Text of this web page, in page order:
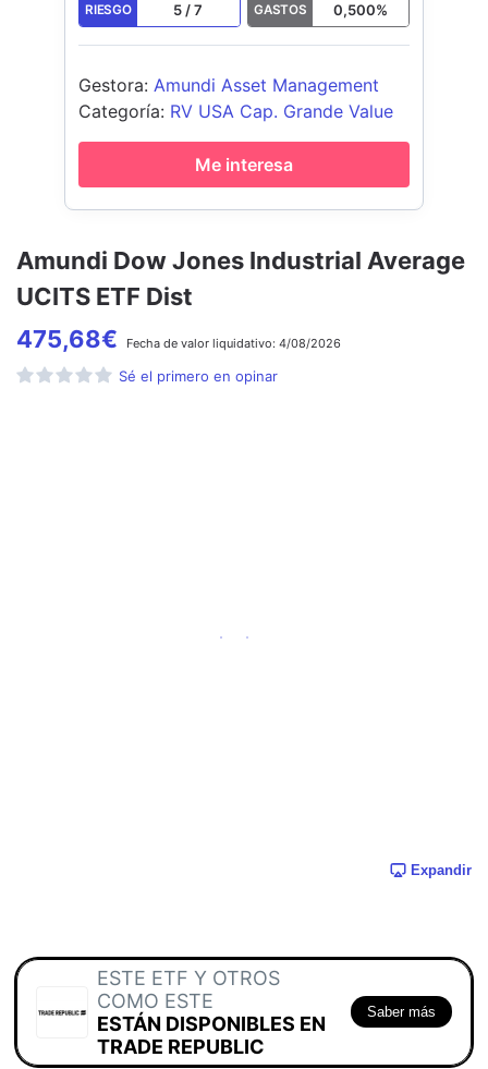
Amundi Dow Jones Industrial Average
UCITS ETF Dist
475,68€ Fecha de valor liquidativo: 4/08/2026
Sé el primero en opinar
Expandir
ESTE ETF Y OTROS
COMO ESTE
ESTÁN DISPONIBLES EN
TRADE REPUBLIC
Saber más
RIESGO 5 /7 GASTOS 0,500%
Gestora: Amundi Asset Management
Categoría: RV USA Cap. Grande Value
Me interesa